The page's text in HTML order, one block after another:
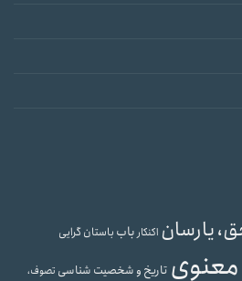
یارسان اکنکارباب باستان گرایی
تاریخ و شخصیت شناسی تصوف،